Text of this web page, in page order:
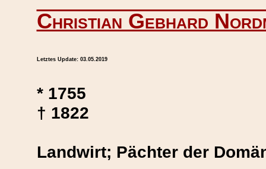
Christian Gebhard
Letztes Update: 03.05.2019
* 1755
† 1822
Landwirt; Pächter der